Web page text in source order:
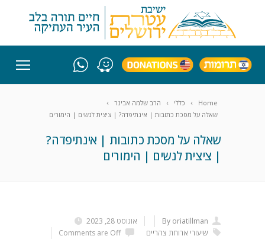
Home כללי
הרב שלמה אבינר
שאלה על מסכת כתובות | אינתיפדה? | ציצית לנשים | הימורים
שאלה על מסכת כתובות | אינתיפדה?
| ציצית לנשים | הימורים
אוגוסט 28, 2023
By oriatillman
Comments are Off
שיעורי ארוחת צהריים